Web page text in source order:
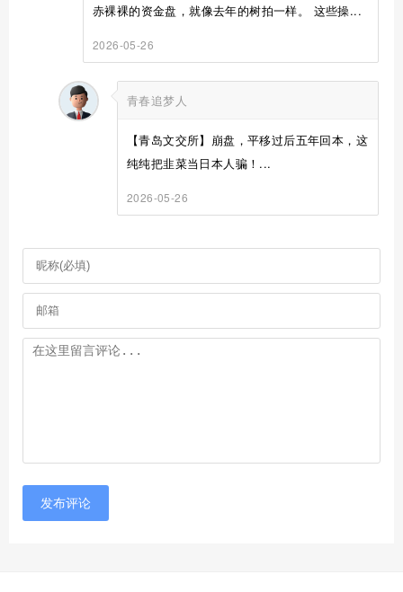
赤裸裸的资金盘，就像去年的树拍一样。 这些操...
2026-05-26
青春追梦人
【青岛文交所】崩盘，平移过后五年回本，这
纯纯把韭菜当日本人骗！...
2026-05-26
发布评论